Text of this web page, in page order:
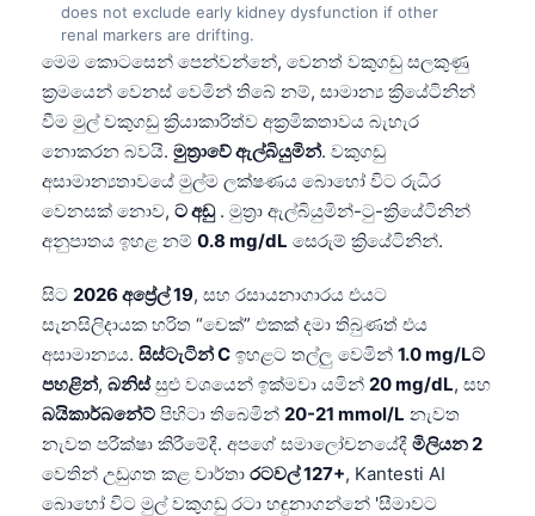
does not exclude early kidney dysfunction if other
renal markers are drifting.
මෙම කොටසෙන් පෙන්වන්නේ, වෙනත් වකුගඩු සලකුණු
ක්‍රමයෙන් වෙනස් වෙමින් තිබේ නම්, සාමාන්‍ය ක්‍රියේටිනින්
වීම මුල් වකුගඩු ක්‍රියාකාරිත්ව අක්‍රමිකතාවය බැහැර
නොකරන බවයි. මුත්‍රාවේ ඇල්බියුමින්. වකුගඩු
අසාමාන්‍යතාවයේ මුල්ම ලක්ෂණය බොහෝ විට රුධිර
වෙනසක් නොව, ට අඩු. මුත්‍රා ඇල්බියුමින්-ටු-ක්‍රියේටිනින්
අනුපාතය ඉහළ නම් 0.8 mg/dL සෙරුම් ක්‍රියේටිනින්.
සිට 2026 අප්‍රේල් 19, සහ රසායනාගාරය එයට
සැනසිලිදායක හරිත “චෙක්” එකක් දමා තිබුණත් එය
අසාමාන්‍යය. සිස්ටැටින් C ඉහළට තල්ලු වෙමින් 1.0 mg/Lට
පහළින්, බනිස්සුළු වශයෙන් ඉක්මවා යමින් 20 mg/dL, සහ
බයිකාර්බනේට් පිහිටා තිබෙමින් 20-21 mmol/L නැවත
නැවත පරීක්ෂා කිරීමේදී. අපගේ සමාලෝචනයේදී මිලියන 2
වෙතින් උඩුගත කළ වාර්තා රටවල් 127+, Kantesti AI
බොහෝ විට මුල් වකුගඩු රටා හඳුනාගන්නේ 'සීමාවට